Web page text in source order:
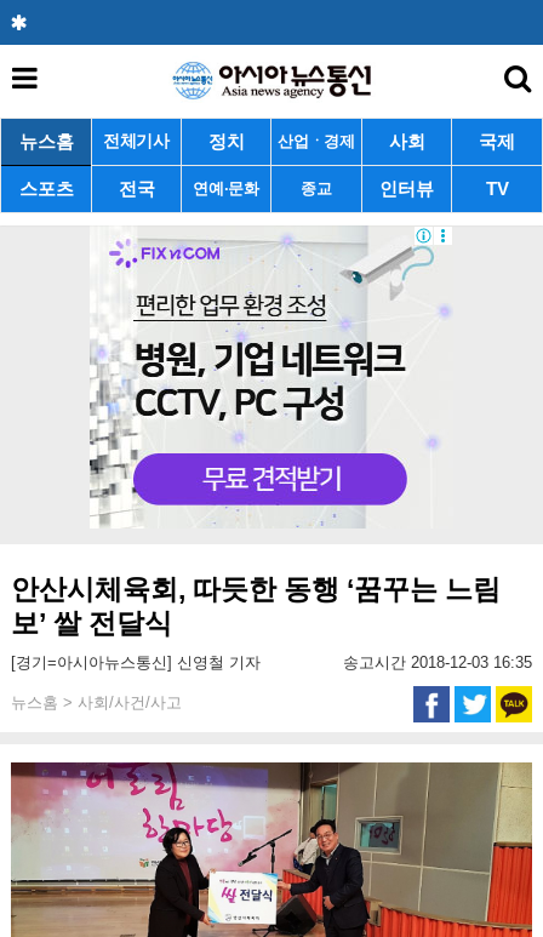
뉴스홈 전체기사 정치 산업ㆍ경제 사회 국제
스포츠 전국 연예·문화 종교 인터뷰 TV
안산시체육회, 따듯한 동행 ‘꿈꾸는 느림
보’ 쌀 전달식
[경기=아시아뉴스통신] 신영철 기자 송고시간 2018-12-03 16:35
뉴스홈 > 사회/사건/사고